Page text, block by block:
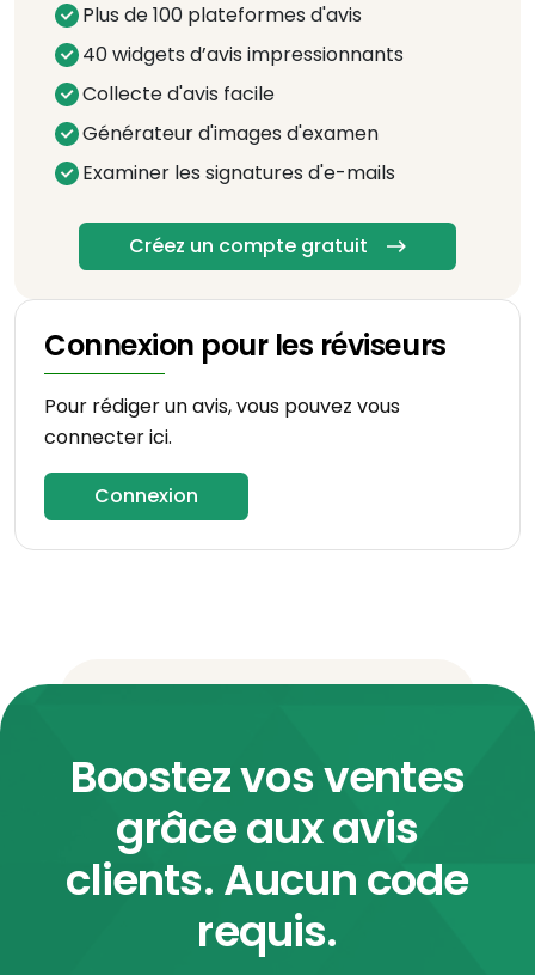
Plus de 100 plateformes d'avis
40 widgets d’avis impressionnants
Collecte d'avis facile
Générateur d'images d'examen
Examiner les signatures d'e-mails
Créez un compte gratuit
Connexion pour les réviseurs
Pour rédiger un avis, vous pouvez vous
connecter ici.
Connexion
Boostez vos ventes
grâce aux avis
clients. Aucun code
requis.